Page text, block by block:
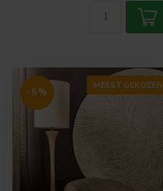
MEEST GEKOZEN
-5%